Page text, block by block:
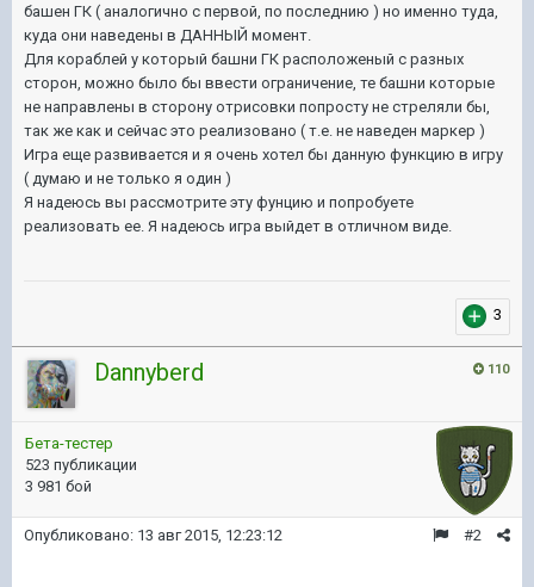
башен ГК ( аналогично с первой, по последнию ) но именно туда,
куда они наведены в ДАННЫЙ момент.
Для кораблей у который башни ГК расположеный с разных
сторон, можно было бы ввести ограничение, те башни которые
не направлены в сторону отрисовки попросту не стреляли бы,
так же как и сейчас это реализовано ( т.е. не наведен маркер )
Игра еще развивается и я очень хотел бы данную функцию в игру
( думаю и не только я один )
Я надеюсь вы рассмотрите эту фунцию и попробуете
реализовать ее. Я надеюсь игра выйдет в отличном виде.
3
110
Dannyberd
Бета-тестер
523 публикации
3 981 бой
#2
Опубликовано: 13 авг 2015, 12:23:12